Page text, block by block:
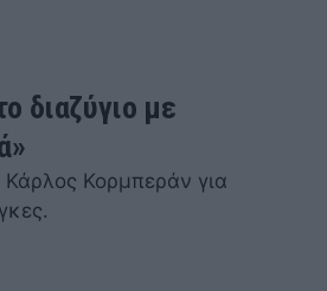
διαζύγιο με
Κορμπεράν για